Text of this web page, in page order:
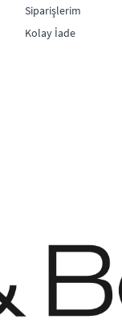
Siparişlerim
Kolay İade